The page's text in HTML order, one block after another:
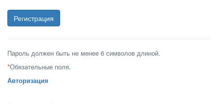
Пароль должен быть не менее 6 символов длиной.
*Обязательные поля.
Авторизация